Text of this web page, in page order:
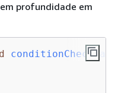
em profundidade em